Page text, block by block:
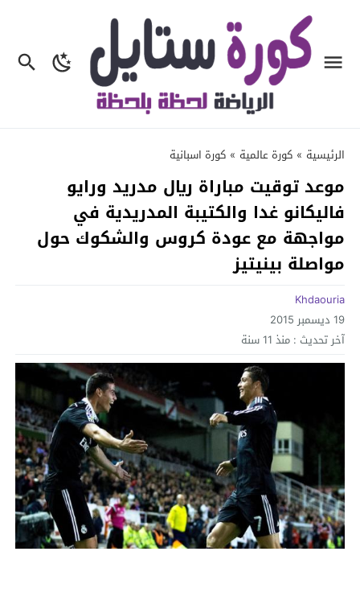
الرئيسية » كورة عالمية » كورة اسبانية
موعد توقيت مباراة ريال مدريد ورايو
فاليكانو غدا والكتيبة المدريدية في
مواجهة مع عودة كروس والشكوك حول
مواصلة بينيتيز
Khdaouria
19 ديسمبر 2015
آخر تحديث : منذ 11 سنة